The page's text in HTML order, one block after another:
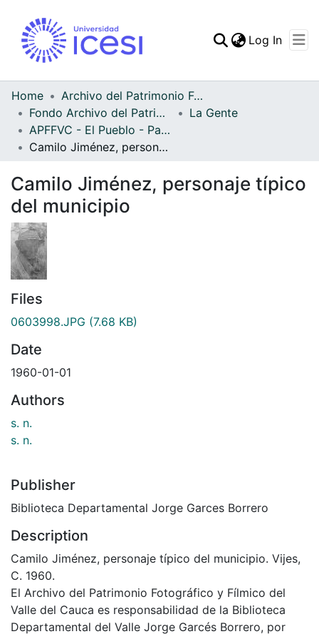
Statistics
Log In
Home
Archivo del Patrimonio Fotográfico y Fílmico del Valle del Cauca
Fondo Archivo del Patrimonio Fotográfico y Fílmico del Valle del Cauca
La Gente
APFFVC - El Pueblo - Patrimonial
Camilo Jiménez, personaje típico del municipio
Camilo Jiménez, personaje típico
del municipio
Files
0603998.JPG (7.68 KB)
Date
1960-01-01
Authors
s. n.
s. n.
Publisher
Biblioteca Departamental Jorge Garces Borrero
Description
Camilo Jiménez, personaje típico del municipio. Vijes,
C. 1960.
El Archivo del Patrimonio Fotográfico y Fílmico del
Valle del Cauca es responsabilidad de la Biblioteca
Departamental del Valle Jorge Garcés Borrero, por